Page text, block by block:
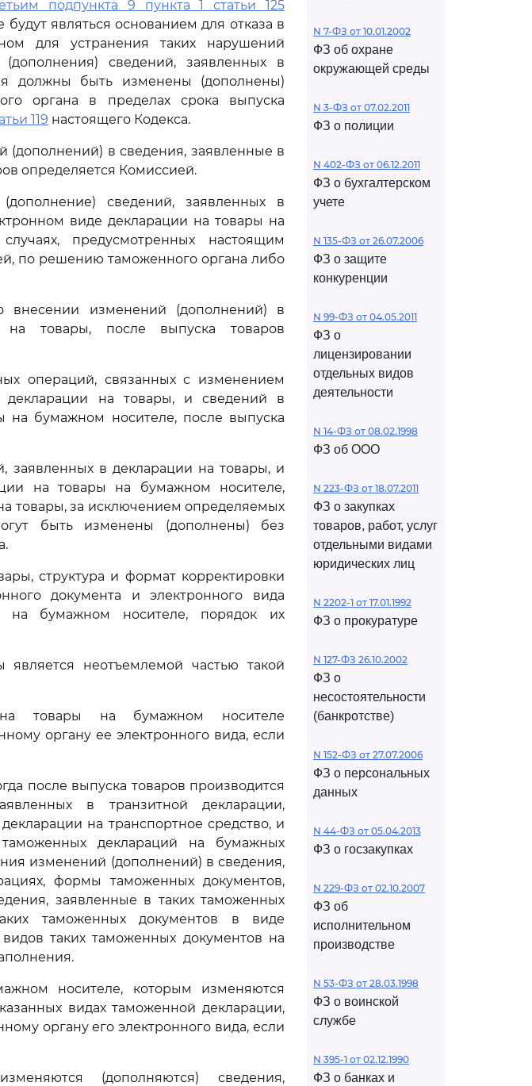
подпункта 9 пункта 1 статьи 125
являться основанием для отказа в
для устранения таких нарушений
сведений, заявленных в
должны быть изменены (дополнены)
органа в пределах срока выпуска
119 настоящего Кодекса.
в сведения, заявленные в
определяется Комиссией.
сведений, заявленных в
виде декларации на товары на
предусмотренных настоящим
по решению таможенного органа либо
изменений (дополнений) в
товары, после выпуска товаров
операций, связанных с изменением
декларации на товары, и сведений в
на бумажном носителе, после выпуска
заявленных в декларации на товары, и
на товары на бумажном носителе,
товары, за исключением определяемых
быть изменены (дополнены) без
структура и формат корректировки
документа и электронного вида
на бумажном носителе, порядок их
является неотъемлемой частью такой
на товары на бумажном носителе
органу ее электронного вида, если
после выпуска товаров производится
в транзитной декларации,
на транспортное средство, и
деклараций на бумажных
изменений (дополнений) в сведения,
формы таможенных документов,
заявленные в таких таможенных
таможенных документов в виде
таких таможенных документов на
носителе, которым изменяются
видах таможенной декларации,
органу его электронного вида, если
(дополняются) сведения,
N 7-ФЗ от 10.01.2002
ФЗ об охране
окружающей среды
N 3-ФЗ от 07.02.2011
ФЗ о полиции
N 402-ФЗ от 06.12.2011
ФЗ о бухгалтерском
учете
N 135-ФЗ от 26.07.2006
ФЗ о защите
конкуренции
N 99-ФЗ от 04.05.2011
ФЗ о
лицензировании
отдельных видов
деятельности
N 14-ФЗ от 08.02.1998
ФЗ об ООО
N 223-ФЗ от 18.07.2011
ФЗ о закупках
товаров, работ, услуг
отдельными видами
юридических лиц
N 2202-1 от 17.01.1992
ФЗ о прокуратуре
N 127-ФЗ 26.10.2002
ФЗ о
несостоятельности
(банкротстве)
N 152-ФЗ от 27.07.2006
ФЗ о персональных
данных
N 44-ФЗ от 05.04.2013
ФЗ о госзакупках
N 229-ФЗ от 02.10.2007
ФЗ об
исполнительном
производстве
N 53-ФЗ от 28.03.1998
ФЗ о воинской
службе
N 395-1 от 02.12.1990
ФЗ о банках и